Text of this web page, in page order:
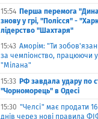
15:54 Перша перемога
знову у грі, "Полісся" -
лідерство "Шахтаря"
15:43 Аморім: "Ти
за чемпіонство, працюючи у
"Мілана"
15:33 РФ завдала удару по
"Чорноморець" в Одесі
15:30 "Челсі" має продати
днів через нові правила